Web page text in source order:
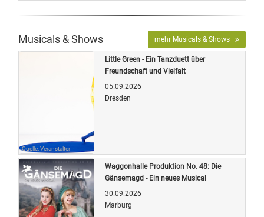
Musicals & Shows mehr Musicals & Shows
Quelle: Veranstalter
Little Green - Ein Tanzduett über
Freundschaft und Vielfalt
05.09.2026
Dresden
Waggonhalle Produktion No. 48: Die
Gänsemagd - Ein neues Musical
30.09.2026
Marburg